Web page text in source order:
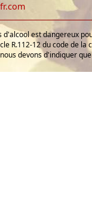
d'alcool est dangereux
R.112-12 du code de la
devons d'indiquer